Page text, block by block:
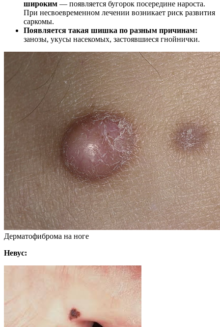
широким — появляется бугорок посередине нароста.
При несвоевременном лечении возникает риск развития
саркомы.
Появляется такая шишка по разным причинам:
занозы, укусы насекомых, застоявшиеся гнойнички.
Дерматофиброма на ноге
Невус: